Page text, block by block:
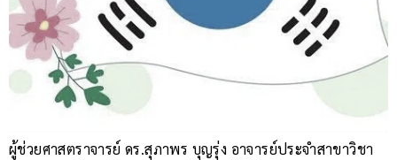
ผู้ช่วยศาสตราจารย์ ดร.สุภาพร บุญรุ่ง อาจารย์ประจำสาขาวิชา